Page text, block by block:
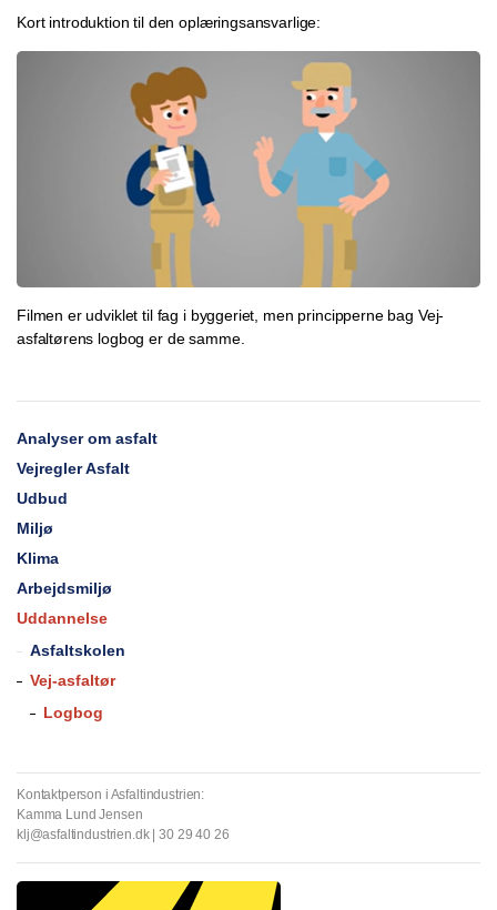
Kort introduktion til den oplæringsansvarlige:
Filmen er udviklet til fag i byggeriet, men principperne bag Vej-
asfaltørens logbog er de samme.
Analyser om asfalt
Vejregler Asfalt
Udbud
Miljø
Klima
Arbejdsmiljø
Uddannelse
Asfaltskolen
Vej-asfaltør
Logbog
Kontaktperson i Asfaltindustrien:
Kamma Lund Jensen
klj@asfaltindustrien.dk | 30 29 40 26